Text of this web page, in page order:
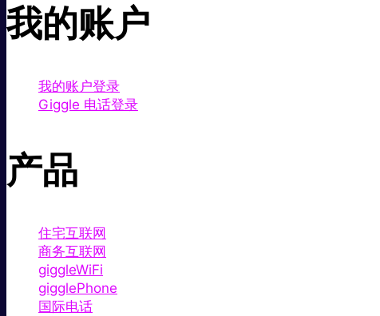
我的账户
我的账户登录
Giggle 电话登录
产品
住宅互联网
商务互联网
giggleWiFi
gigglePhone
国际电话